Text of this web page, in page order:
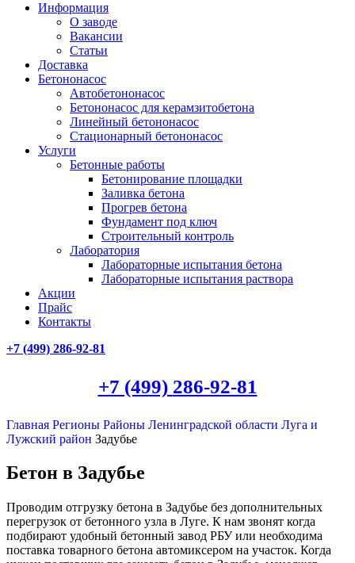
Информация
О заводе
Вакансии
Статьи
Доставка
Бетононасос
Автобетононасос
Бетононасос для керамзитобетона
Линейный бетононасос
Стационарный бетононасос
Услуги
Бетонные работы
Бетонирование площадки
Заливка бетона
Прогрев бетона
Фундамент под ключ
Строительный контроль
Лаборатория
Лабораторные испытания бетона
Лабораторные испытания раствора
Акции
Прайс
Контакты
+7 (499) 286-92-81
+7 (499) 286-92-81
Главная Регионы Районы Ленинградской области Луга и
Лужский район Задубье
Бетон в Задубье
Проводим отгрузку бетона в Задубье без дополнительных
перегрузок от бетонного узла в Луге. К нам звонят когда
подбирают удобный бетонный завод РБУ или необходима
поставка товарного бетона автомиксером на участок. Когда